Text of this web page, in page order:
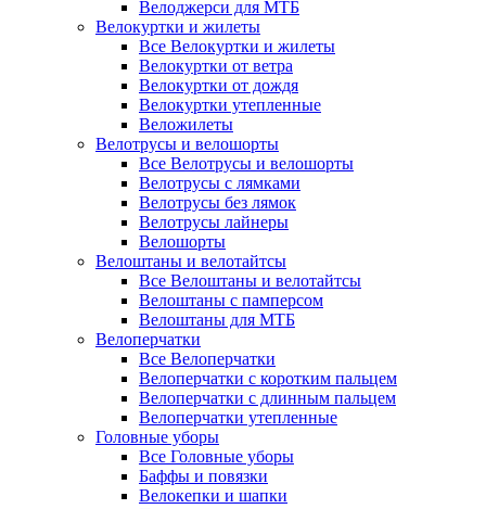
Велоджерси для МТБ
Велокуртки и жилеты
Все Велокуртки и жилеты
Велокуртки от ветра
Велокуртки от дождя
Велокуртки утепленные
Веложилеты
Велотрусы и велошорты
Все Велотрусы и велошорты
Велотрусы с лямками
Велотрусы без лямок
Велотрусы лайнеры
Велошорты
Велоштаны и велотайтсы
Все Велоштаны и велотайтсы
Велоштаны с памперсом
Велоштаны для МТБ
Велоперчатки
Все Велоперчатки
Велоперчатки с коротким пальцем
Велоперчатки с длинным пальцем
Велоперчатки утепленные
Головные уборы
Все Головные уборы
Баффы и повязки
Велокепки и шапки